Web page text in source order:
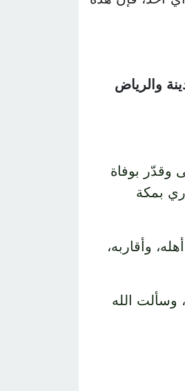
والرياض
وقدّر بوفاة
24/11/1434هـ، إثر حادث مروري بمكة
وأقاربه،
وسألت الله